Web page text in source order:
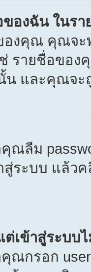
องฉัน ในร
งคุณ คุณจะ
รายชื่อของ
น และคุณจ
ณลืม
สู่ระบบ แล้ว
เข้าสู่ระบบ
ณกรอก